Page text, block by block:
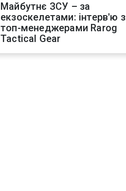
Майбутнє ЗСУ – за
екзоскелетами: інтерв'ю з
топ-менеджерами Rarog
Tactical Gear